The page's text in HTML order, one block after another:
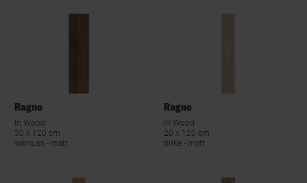
Ragno
In Wood
30 x 120 cm
walnuss - matt
Ragno
In Wood
20 x 120 cm
birke - matt